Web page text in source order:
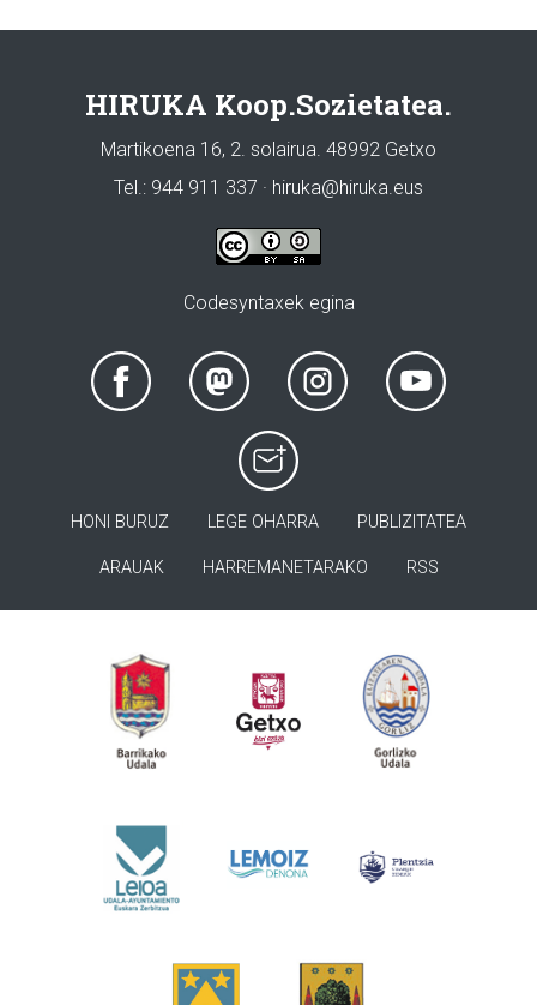
HIRUKA Koop.Sozietatea.
Martikoena 16, 2. solairua. 48992 Getxo
Tel.: 944 911 337 · hiruka@hiruka.eus
Codesyntaxek egina
HONI BURUZ LEGE OHARRA PUBLIZITATEA
ARAUAK HARREMANETARAKO RSS